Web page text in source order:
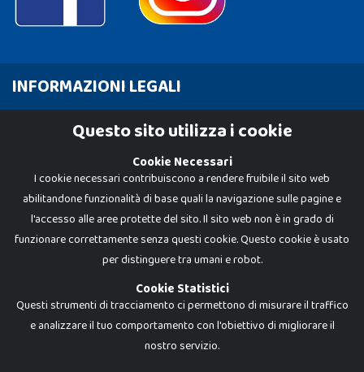
INFORMAZIONI LEGALI
Cookie Policy
Dadi e Mattoncini è un brand di Giocabene Srl. Ogni riproduzione o utilizzo non
Questo sito utilizza i cookie
Cookie Necessari
I cookie necessari contribuiscono a rendere fruibile il sito web
abilitandone funzionalità di base quali la navigazione sulle pagine e
l'accesso alle aree protette del sito. Il sito web non è in grado di
funzionare correttamente senza questi cookie. Questo cookie è usato
per distinguere tra umani e robot.
Cookie Statistici
Questi strumenti di tracciamento ci permettono di misurare il traffico
e analizzare il tuo comportamento con l'obiettivo di migliorare il
nostro servizio.